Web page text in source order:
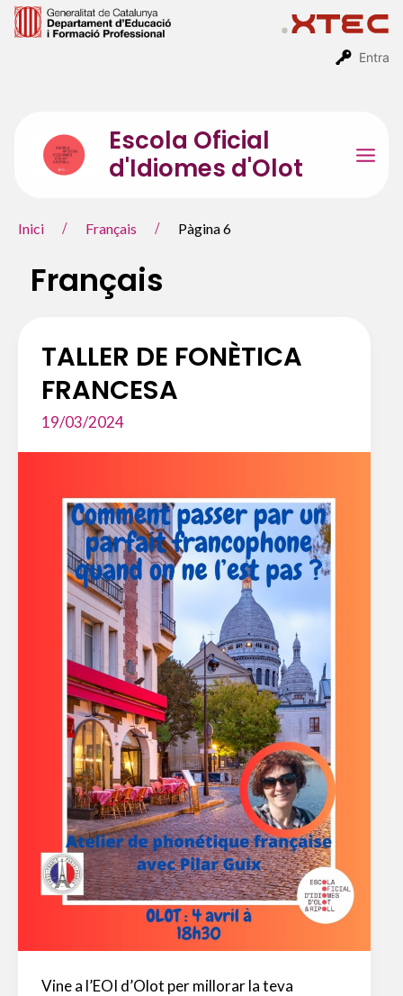
Entra
Vés
Escola Oficial
d'Idiomes d'Olot
Inici Français Pàgina 6
Français
TALLER DE FONÈTICA
FRANCESA
19/03/2024
Vine a l’EOI d’Olot per millorar la teva